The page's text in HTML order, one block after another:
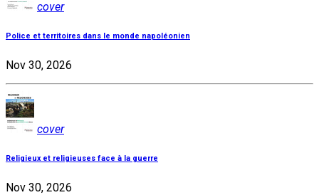
cover
Police et territoires dans le monde napoléonien
Nov 30, 2026
cover
Religieux et religieuses face à la guerre
Nov 30, 2026